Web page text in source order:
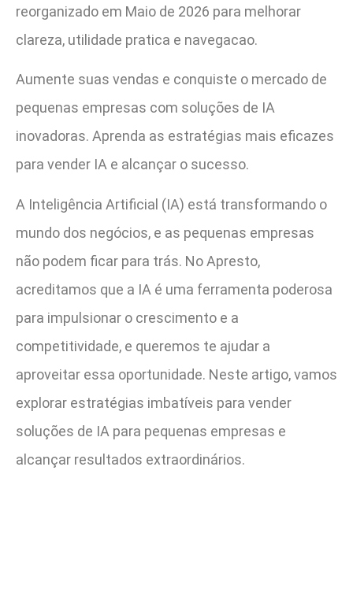
reorganizado em Maio de 2026 para melhorar
clareza, utilidade pratica e navegacao.
Aumente suas vendas e conquiste o mercado de
pequenas empresas com soluções de IA
inovadoras. Aprenda as estratégias mais eficazes
para vender IA e alcançar o sucesso.
A Inteligência Artificial (IA) está transformando o
mundo dos negócios, e as pequenas empresas
não podem ficar para trás. No Apresto,
acreditamos que a IA é uma ferramenta poderosa
para impulsionar o crescimento e a
competitividade, e queremos te ajudar a
aproveitar essa oportunidade. Neste artigo, vamos
explorar estratégias imbatíveis para vender
soluções de IA para pequenas empresas e
alcançar resultados extraordinários.